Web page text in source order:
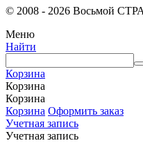
© 2008 - 2026 Восьмой
Меню
Найти
Корзина
Корзина
Корзина
Корзина Оформить заказ
Учетная запись
Учетная запись